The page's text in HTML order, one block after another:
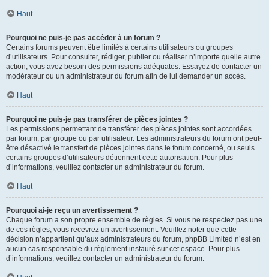
Haut
Pourquoi ne puis-je pas accéder à un forum ?
Certains forums peuvent être limités à certains utilisateurs ou groupes
d’utilisateurs. Pour consulter, rédiger, publier ou réaliser n’importe quelle autre
action, vous avez besoin des permissions adéquates. Essayez de contacter un
modérateur ou un administrateur du forum afin de lui demander un accès.
Haut
Pourquoi ne puis-je pas transférer de pièces jointes ?
Les permissions permettant de transférer des pièces jointes sont accordées
par forum, par groupe ou par utilisateur. Les administrateurs du forum ont peut-
être désactivé le transfert de pièces jointes dans le forum concerné, ou seuls
certains groupes d’utilisateurs détiennent cette autorisation. Pour plus
d’informations, veuillez contacter un administrateur du forum.
Haut
Pourquoi ai-je reçu un avertissement ?
Chaque forum a son propre ensemble de règles. Si vous ne respectez pas une
de ces règles, vous recevrez un avertissement. Veuillez noter que cette
décision n’appartient qu’aux administrateurs du forum, phpBB Limited n’est en
aucun cas responsable du règlement instauré sur cet espace. Pour plus
d’informations, veuillez contacter un administrateur du forum.